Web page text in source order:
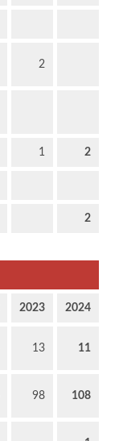
2
1 2
2
2023 2024
13 11
98 108